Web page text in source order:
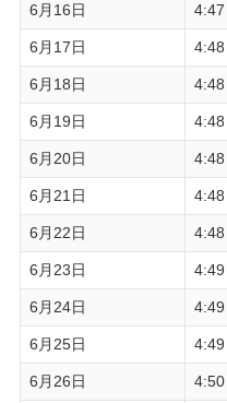
6月16日 4:47
6月17日 4:48
6月18日 4:48
6月19日 4:48
6月20日 4:48
6月21日 4:48
6月22日 4:48
6月23日 4:49
6月24日 4:49
6月25日 4:49
6月26日 4:50